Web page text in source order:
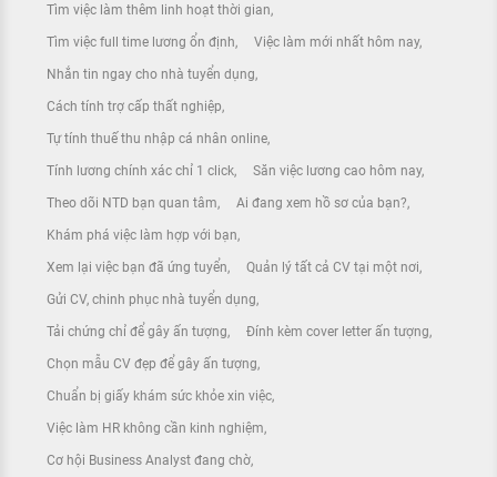
Tìm việc làm thêm linh hoạt thời gian
Tìm việc full time lương ổn định Việc làm mới nhất hôm nay
Nhắn tin ngay cho nhà tuyển dụng
Cách tính trợ cấp thất nghiệp
Tự tính thuế thu nhập cá nhân online
Tính lương chính xác chỉ 1 click Săn việc lương cao hôm nay
Theo dõi NTD bạn quan tâm Ai đang xem hồ sơ của bạn?
Khám phá việc làm hợp với bạn
Xem lại việc bạn đã ứng tuyển Quản lý tất cả CV tại một nơi
Gửi CV, chinh phục nhà tuyển dụng
Tải chứng chỉ để gây ấn tượng Đính kèm cover letter ấn tượng
Chọn mẫu CV đẹp để gây ấn tượng
Chuẩn bị giấy khám sức khỏe xin việc
Việc làm HR không cần kinh nghiệm
Cơ hội Business Analyst đang chờ